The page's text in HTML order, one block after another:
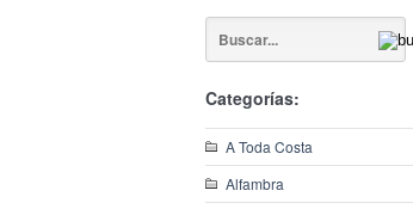
Categorías:
A Toda Costa
Alfambra